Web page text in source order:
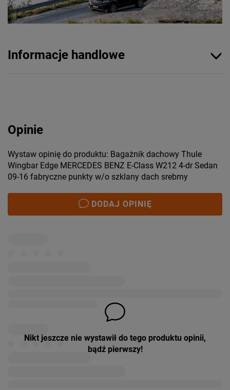
Informacje handlowe
Opinie
Wystaw opinię do produktu: Bagażnik dachowy Thule
Wingbar Edge MERCEDES BENZ E-Class W212 4-dr Sedan
09-16 fabryczne punkty w/o szklany dach srebrny
DODAJ OPINIĘ
Nikt jeszcze nie wystawił do tego produktu opinii,
bądź pierwszy!